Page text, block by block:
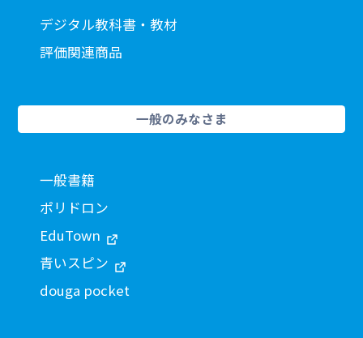
デジタル教科書・教材
評価関連商品
一般のみなさま
一般書籍
ポリドロン
EduTown
青いスピン
douga pocket